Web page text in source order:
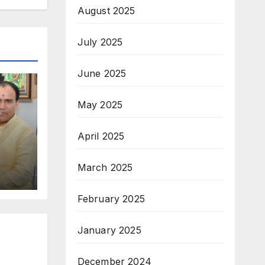
August 2025
July 2025
June 2025
May 2025
April 2025
March 2025
February 2025
January 2025
December 2024